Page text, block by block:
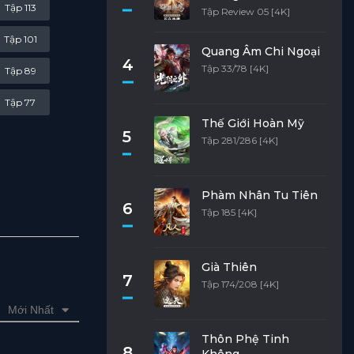
Tập 113
Tập 101
Tập 89
Tập 77
Mới Nhất
Tập Review 05 [4K]
4
Quang Âm Chi Ngoại
Tập 33/78 [4K]
5
Thế Giới Hoàn Mỹ
Tập 281/286 [4K]
6
Phàm Nhân Tu Tiên
Tập 185 [4K]
7
Già Thiên
Tập 174/208 [4K]
Thôn Phệ Tinh